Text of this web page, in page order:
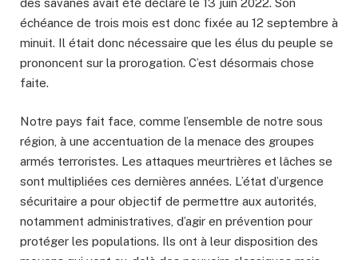
des savanes avait été déclaré le 13 juin 2022. Son
échéance de trois mois est donc fixée au 12 septembre à
minuit. Il était donc nécessaire que les élus du peuple se
prononcent sur la prorogation. C’est désormais chose
faite.
Notre pays fait face, comme l’ensemble de notre sous
région, à une accentuation de la menace des groupes
armés terroristes. Les attaques meurtrières et lâches se
sont multipliées ces dernières années. L’état d’urgence
sécuritaire a pour objectif de permettre aux autorités,
notamment administratives, d’agir en prévention pour
protéger les populations. Ils ont à leur disposition des